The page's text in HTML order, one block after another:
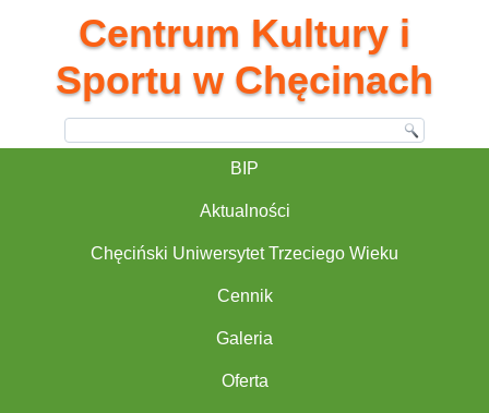
Centrum Kultury i
Sportu w Chęcinach
BIP
Aktualności
Chęciński Uniwersytet Trzeciego Wieku
Cennik
Galeria
Oferta